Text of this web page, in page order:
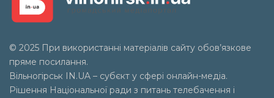
© 2025 При використанні матеріалів сайту обов’язкове
пряме посилання.
Вільногірськ
IN.UA – субєкт у сфері онлайн-медіа.
Рішення Національної ради з питань телебачення і